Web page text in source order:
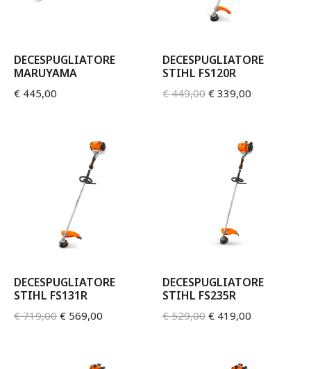
DECESPUGLIATORE
MARUYAMA
€ 445,00
DECESPUGLIATORE
STIHL FS120R
€449,00 € 339,00
DECESPUGLIATORE
STIHL FS131R
€719,00 € 569,00
DECESPUGLIATORE
STIHL FS235R
€529,00 € 419,00